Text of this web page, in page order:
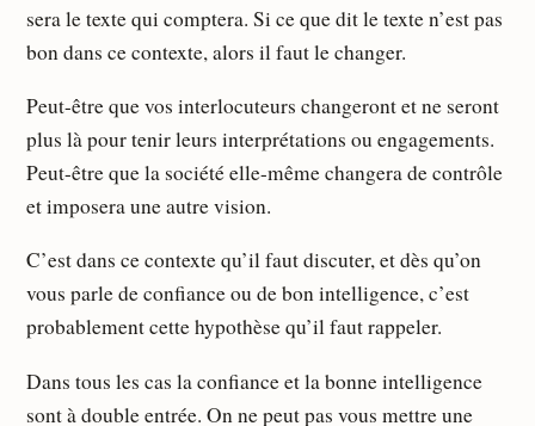
sera le texte qui comptera. Si ce que dit le texte n’est pas
bon dans ce contexte, alors il faut le changer.
Peut-être que vos interlocuteurs changeront et ne seront
plus là pour tenir leurs interprétations ou engagements.
Peut-être que la société elle-même changera de contrôle
et imposera une autre vision.
C’est dans ce contexte qu’il faut discuter, et dès qu’on
vous parle de confiance ou de bon intelligence, c’est
probablement cette hypothèse qu’il faut rappeler.
Dans tous les cas la confiance et la bonne intelligence
sont à double entrée. On ne peut pas vous mettre une